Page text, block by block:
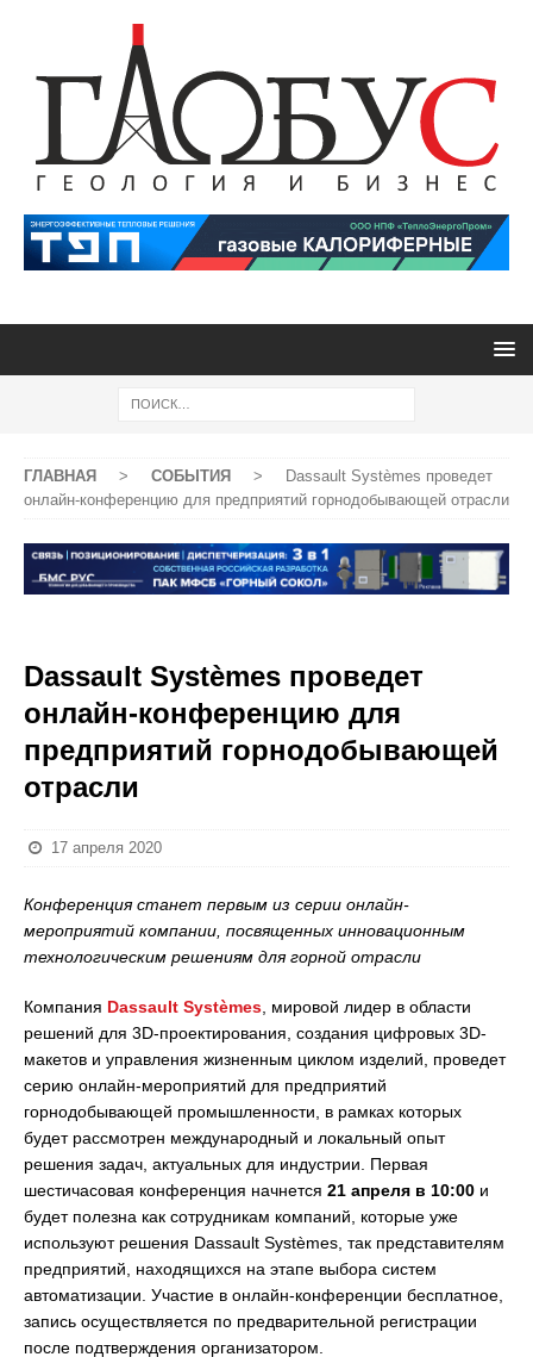
ГЛАВНАЯ > СОБЫТИЯ >
Dassault Systèmes проведет
онлайн-конференцию для предприятий горнодобывающей отрасли
Dassault Systèmes проведет
онлайн-конференцию для
предприятий горнодобывающей
отрасли
17 апреля 2020
Конференция станет первым из серии онлайн-
мероприятий компании, посвященных инновационным
технологическим решениям для горной отрасли
Компания Dassault Systèmes , мировой лидер в области
решений для 3D-проектирования, создания цифровых 3D-
макетов и управления жизненным циклом изделий, проведет
серию онлайн-мероприятий для предприятий
горнодобывающей промышленности, в рамках которых
будет рассмотрен международный и локальный опыт
решения задач, актуальных для индустрии. Первая
шестичасовая конференция начнется 21 апреля в 10:00 и
будет полезна как сотрудникам компаний, которые уже
используют решения Dassault Systèmes, так представителям
предприятий, находящихся на этапе выбора систем
автоматизации. Участие в онлайн-конференции бесплатное,
запись осуществляется по предварительной регистрации
после подтверждения организатором.